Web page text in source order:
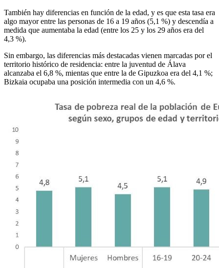
También hay diferencias en función de la edad, y es que esta tasa era
algo mayor entre las personas de 16 a 19 años (5,1 %) y descendía a
medida que aumentaba la edad (entre los 25 y los 29 años era del
4,3 %).
Sin embargo, las diferencias más destacadas vienen marcadas por el
territorio histórico de residencia: entre la juventud de Álava
alcanzaba el 6,8 %, mientas que entre la de Gipuzkoa era del 4,1 %;
Bizkaia ocupaba una posición intermedia con un 4,6 %.